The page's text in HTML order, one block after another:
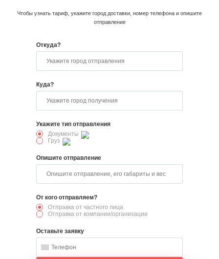
Чтобы узнать тариф, укажите город доставки, номер телефона и опишите
отправление
Откуда?
Куда?
Укажите тип отправления
Документы
Груз
Опишите отправление
От кого отправляем?
Отправка от частного лица
Отправка от компании/организации
Оставьте заявку